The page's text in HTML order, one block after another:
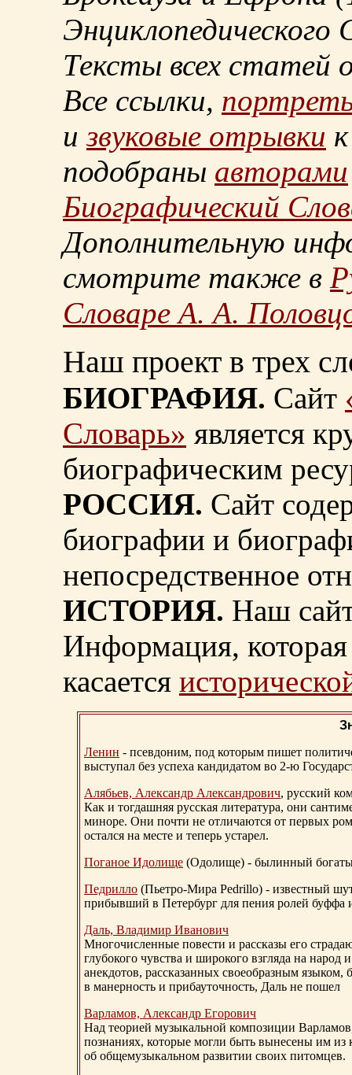
Энциклопедического
Тексты всех статей
Все ссылки,
извуковые отрывки
подобраны авторами
Биографический
Дополнительную
смотрите также в
Словаре А. А.
Наш проект в трех
БИОГРАФИЯ. Сайт
Словарь» является
биографическим
РОССИЯ. Сайт
биографии и
непосредственное
ИСТОРИЯ. Наш
Информация, которая
касается
Ленин - псевдоним, под которым пишет
выступал без успеха кандидатом во 2-ю
Алябьев, Александр Александрович, русский
Как и тогдашняя русская литература, они
миноре. Они почти не отличаются от первых
остался на месте и теперь устарел.
Поганое Идолище (Одолище) - былинный
Педрилло (Пьетро-Мира Pedrillo) - известный
прибывший в Петербург для пения ролей буффа
Даль, Владимир Иванович
Многочисленные повести и рассказы его
глубокого чувства и широкого взгляда на
анекдотов, рассказанных своеобразным
в манерность и прибауточность, Даль не пошел
Варламов, Александр Егорович
Над теорией музыкальной композиции
познаниях, которые могли быть вынесены им из
об общемузыкальном развитии своих питомцев.